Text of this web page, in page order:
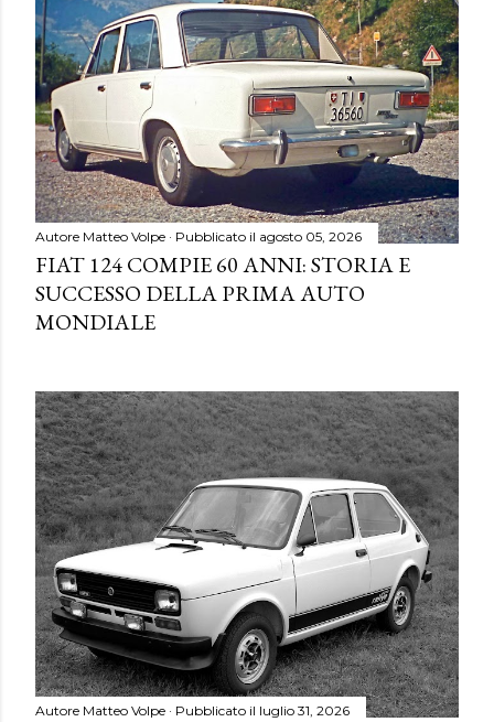
Autore Matteo Volpe Pubblicato il agosto 05, 2026
FIAT 124 COMPIE 60 ANNI: STORIA E
SUCCESSO DELLA PRIMA AUTO
MONDIALE
Autore Matteo Volpe Pubblicato il luglio 31, 2026